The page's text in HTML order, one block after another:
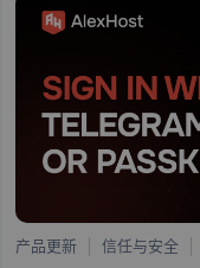
产品更新 信任与安全